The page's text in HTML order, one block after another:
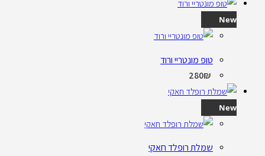
New
טופ מונטריי ורוד
280₪
New
שמלת רופלד חאקי